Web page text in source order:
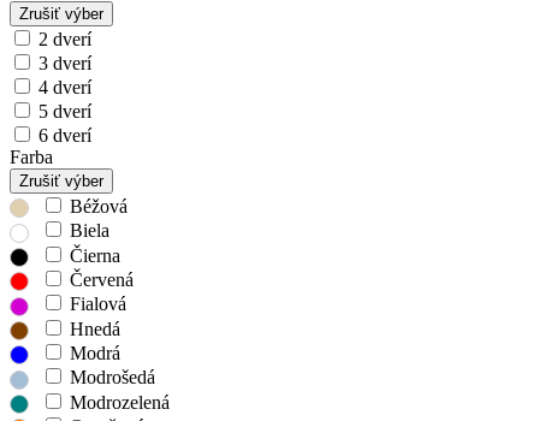
Zrušiť výber
2 dverí
3 dverí
4 dverí
5 dverí
6 dverí
Farba
Zrušiť výber
Béžová
Biela
Čierna
Červená
Fialová
Hnedá
Modrá
Modrošedá
Modrozelená